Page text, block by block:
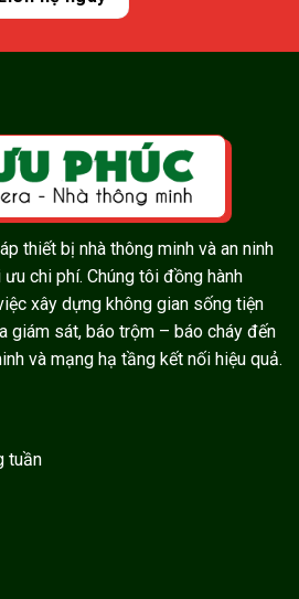
thiết bị nhà thông minh và an ninh
chi phí. Chúng tôi đồng hành
xây dựng không gian sống tiện
giám sát, báo trộm – báo cháy đến
và mạng hạ tầng kết nối hiệu quả.
tuần